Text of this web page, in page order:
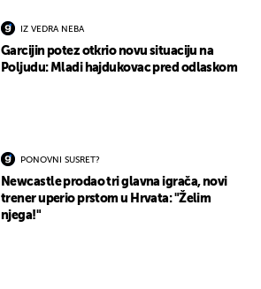
IZ VEDRA NEBA
Garcijin potez otkrio novu situaciju na
Poljudu: Mladi hajdukovac pred odlaskom
PONOVNI SUSRET?
Newcastle prodao tri glavna igrača, novi
trener uperio prstom u Hrvata: "Želim
njega!"